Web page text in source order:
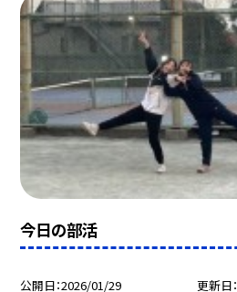
今日の部活
公開日 2026/01/29 更新日